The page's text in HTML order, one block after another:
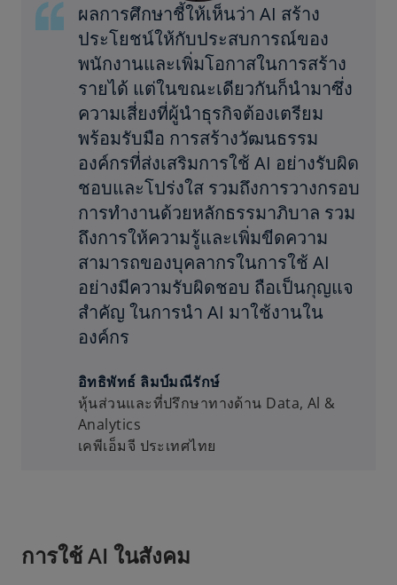
ผลการศึกษาชี้ให้เห็นว่า AI สร้าง
ประโยชน์ให้กับประสบการณ์ของ
พนักงานและเพิ่มโอกาสในการสร้าง
รายได้ แต่ในขณะเดียวกันก็นำมาซึ่ง
ความเสี่ยงที่ผู้นำธุรกิจต้องเตรียม
พร้อมรับมือ การสร้างวัฒนธรรม
องค์กรที่ส่งเสริมการใช้ AI อย่างรับผิด
ชอบและโปร่งใส รวมถึงการวางกรอบ
การทำงานด้วยหลักธรรมาภิบาล รวม
ถึงการให้ความรู้และเพิ่มขีดความ
สามารถของบุคลากรในการใช้ AI
อย่างมีความรับผิดชอบ ถือเป็นกุญแจ
สำคัญ ในการนำ AI มาใช้งานใน
องค์กร
อิทธิพัทธ์ ลิมป์มณีรักษ์
หุ้นส่วนและที่ปรึกษาทางด้าน Data, Al &
Analytics
เคพีเอ็มจี ประเทศไทย
การใช้ AI ในสังคม